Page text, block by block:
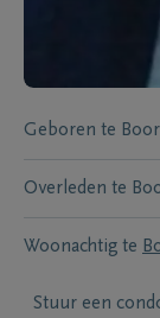
Geboren te
Overleden te
Woonachtig te
Stuur een